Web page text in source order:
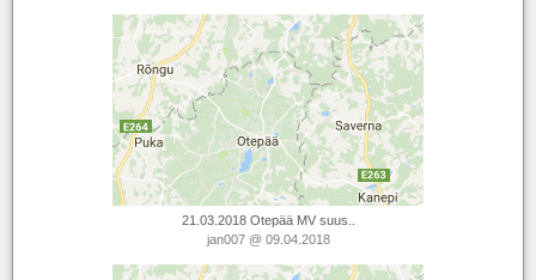
21.03.2018 Otepää MV suus..
jan007@ 09.04.2018